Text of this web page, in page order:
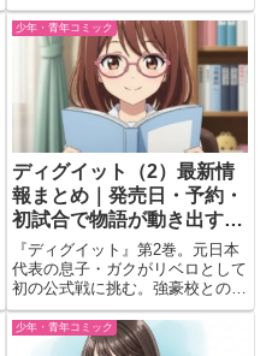
96Pの特別付録で機体を徹底解
剖。特製ケースも付いた豪華版。
少年・青年コミック
ディグイット（2）最新情
報まとめ｜発売日・予約・
初試合で物語が動き出す予
感！
『ディグイット』第2巻。元日本
代表の息子・ガクがリベロとして
初の公式戦に挑む。強豪校との練
習試合を通して描かれる青春バレ
ーボールストーリー。
少年・青年コミック